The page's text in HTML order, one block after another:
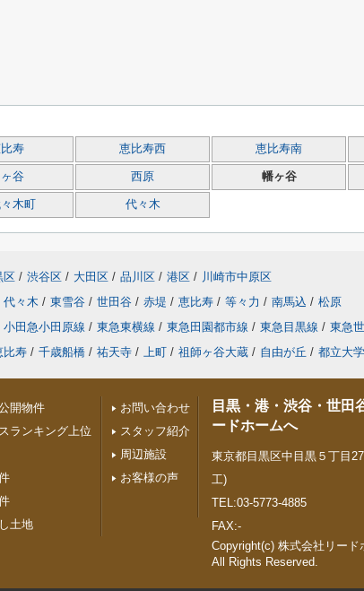
寿 恵比寿西 恵比寿南
谷 西原 幡ヶ谷
木町 代々木
区 / 渋谷区 / 大田区 / 品川区 / 港区 / 川崎市中原区
代々木 / 東雪谷 / 世田谷 / 赤堤 / 恵比寿 / 等々力 / 南馬込 / 松原
小田急小田原線 / 東急東横線 / 東急田園都市線 / 東急目黒線 / 東急
比寿 / 千歳船橋 / 祐天寺 / 上町 / 祖師ヶ谷大蔵 / 自由が丘 / 都立大学
開物件
ランキング上位
土地
お問い合わせ
スタッフ紹介
周辺施設
お客様の声
目黒・港・渋谷・世田
ードホームへ
東京都目黒区中目黒５丁目
工)
TEL:03-5773-4885
FAX:-
Copyright(c) 株式会社リード
All Rights Reserved.